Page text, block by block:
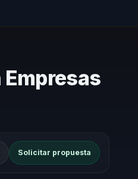
Solicitar propuesta